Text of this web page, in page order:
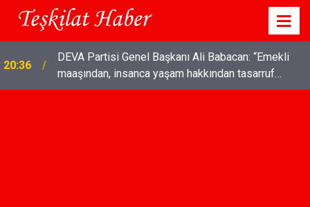
20:36
DEVA Partisi Genel Başkanı Ali Babacan: “Emekli
maaşından, insanca yaşam hakkından tasarruf
olmaz"